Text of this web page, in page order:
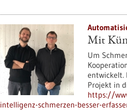
Mit
Um
entwickelt.
Projekt in
https://
intelligenz-schmerzen-besser-